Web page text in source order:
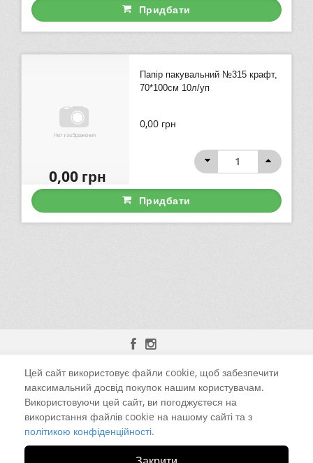
Придбати
Папір пакувальний №315 крафт,
70*100см 10л/уп
0,00 грн
0,00грн
Придбати
м. Чернівці, вул. Калинівська, 13-Б
+38 (098) 925-52-59 Viber
led.ua@i.ua
Цей сайт використовує файли cookie, щоб забезпечити
максимальний досвід покупок нашим користувачам.
Використовуючи цей сайт, ви погоджуєтеся на
використання файлів cookie на нашому сайті та з
політикою конфіденційності.